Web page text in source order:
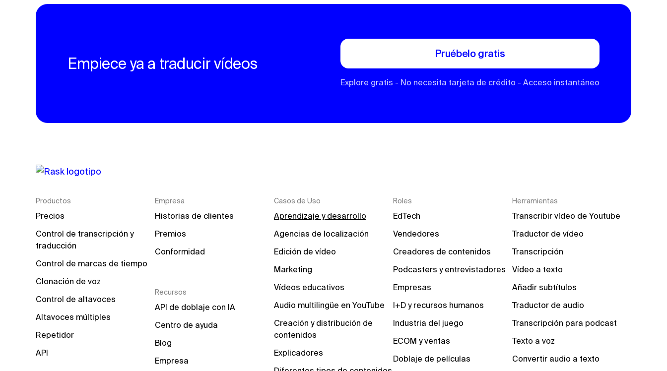
Empiece ya a traducir vídeos
Pruébelo gratis
Explore gratis - No necesita tarjeta de crédito - Acceso instantáneo
Productos
Precios
Control de transcripción y
traducción
Control de marcas de tiempo
Clonación de voz
Control de altavoces
Altavoces múltiples
Repetidor
API
Empresa
Historias de clientes
Premios
Conformidad
Recursos
API de doblaje con IA
Centro de ayuda
Blog
Empresa
Casos de Uso
Aprendizaje y desarrollo
Agencias de localización
Edición de vídeo
Marketing
Vídeos educativos
Audio multilingüe en YouTube
Creación y distribución de
contenidos
Explicadores
Roles
EdTech
Vendedores
Creadores de contenidos
Podcasters y entrevistadores
Empresas
I+D y recursos humanos
Industria del juego
ECOM y ventas
Doblaje de películas
Herramientas
Transcribir vídeo de Youtube
Traductor de vídeo
Transcripción
Vídeo a texto
Añadir subtítulos
Traductor de audio
Transcripción para podcast
Texto a voz
Convertir audio a texto